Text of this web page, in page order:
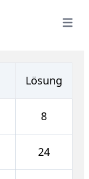
Open
Lösung
8
24